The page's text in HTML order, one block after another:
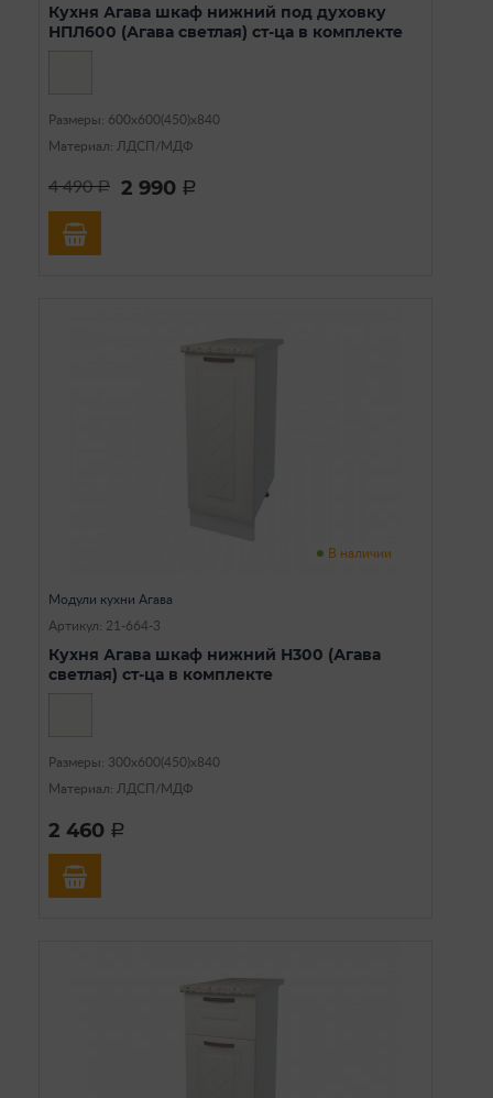
Кухня Агава шкаф нижний под духовку
НПЛ600 (Агава светлая) ст-ца в комплекте
Размеры: 600х600(450)х840
Материал: ЛДСП/МДФ
4 490a 2 990 a
В наличии
Модули кухни Агава
Артикул: 21-664-3
Кухня Агава шкаф нижний Н300 (Агава
светлая) ст-ца в комплекте
Размеры: 300х600(450)х840
Материал: ЛДСП/МДФ
2 460 a